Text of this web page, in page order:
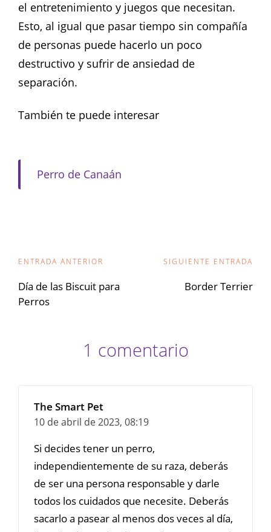
el entretenimiento y juegos que necesitan.
Esto, al igual que pasar tiempo sin compañía
de personas puede hacerlo un poco
destructivo y sufrir de ansiedad de
separación.
También te puede interesar
Perro de Canaán
Navegación
de
ENTRADA ANTERIOR
Día de las Biscuit para
Perros
SIGUIENTE ENTRADA
Border Terrier
1 comentario
The Smart Pet
10 de abril de 2023, 08:19
Si decides tener un perro,
independientemente de su raza, deberás
de ser una persona responsable y darle
todos los cuidados que necesite. Deberás
sacarlo a pasear al menos dos veces al día,